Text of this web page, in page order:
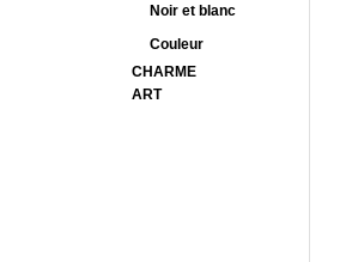
Noir et blanc
Couleur
CHARME
ART